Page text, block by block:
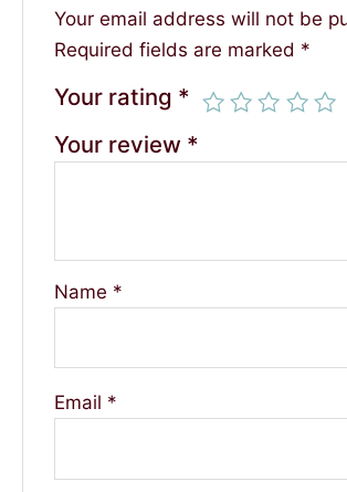
Your email address will not be
Required fields are marked *
Your rating *
Your review *
Name *
Email *